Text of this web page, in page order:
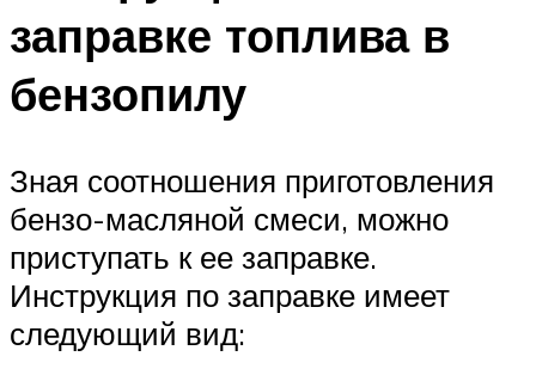
заправке топлива в
бензопилу
Зная соотношения приготовления
бензо-масляной смеси, можно
приступать к ее заправке.
Инструкция по заправке имеет
следующий вид: